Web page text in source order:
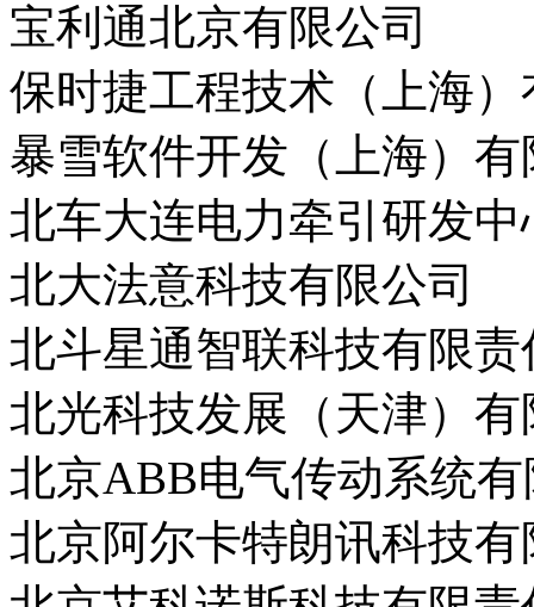
宝利通北京有限公司
保时捷工程技术（上海
暴雪软件开发（上海）有
北车大连电力牵引研发
北大法意科技有限公司
北斗星通智联科技有限责
北光科技发展（天津）有
北京ABB电气传动系统
北京阿尔卡特朗讯科技有